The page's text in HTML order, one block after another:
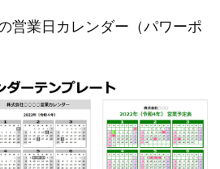
営業日カレンダー（パワーポ